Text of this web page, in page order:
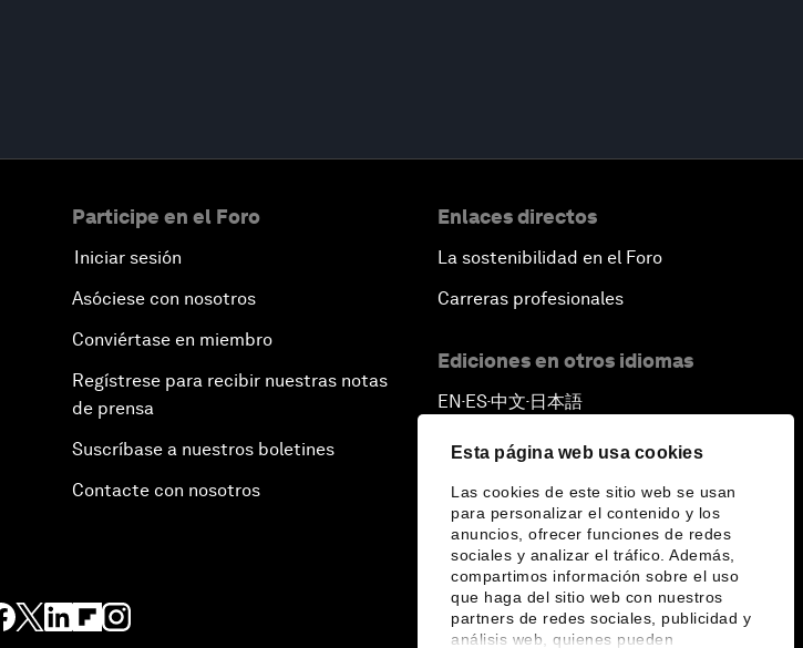
Esta página web usa cookies
Las cookies de este sitio web se usan
para personalizar el contenido y los
anuncios, ofrecer funciones de redes
sociales y analizar el tráfico. Además,
compartimos información sobre el uso
que haga del sitio web con nuestros
partners de redes sociales, publicidad y
análisis web, quienes pueden
Participe en el Foro
Iniciar sesión
Asóciese con nosotros
Conviértase en miembro
Regístrese para recibir nuestras notas
de prensa
Suscríbase a nuestros boletines
Contacte con nosotros
Enlaces directos
La sostenibilidad en el Foro
Carreras profesionales
Ediciones en otros idiomas
EN ▪ES▪中文▪ 日本語